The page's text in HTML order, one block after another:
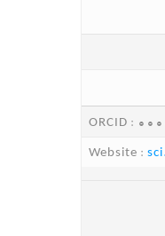
ORCID :
Website :